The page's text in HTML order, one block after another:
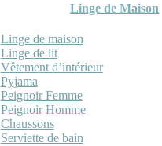
Linge de Maison
Linge de maison
Linge de lit
Vêtement d’intérieur
Pyjama
Peignoir Femme
Peignoir Homme
Chaussons
Serviette de bain